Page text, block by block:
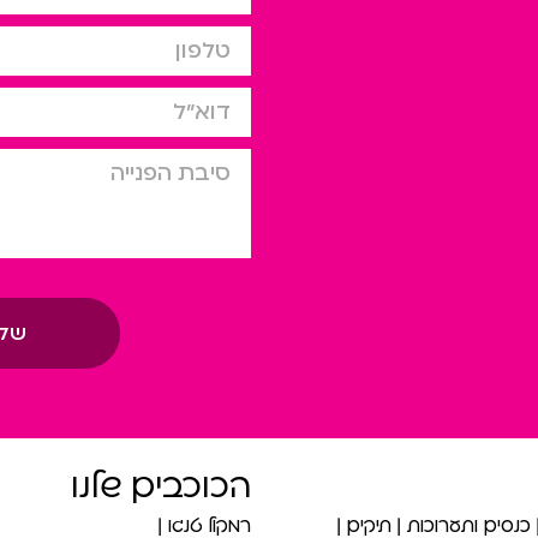
טלפון
דוא”ל
סיבת הפניה
כנסים ותערוכות תיקים
הכוכבים שלנו
רמקול טנגו